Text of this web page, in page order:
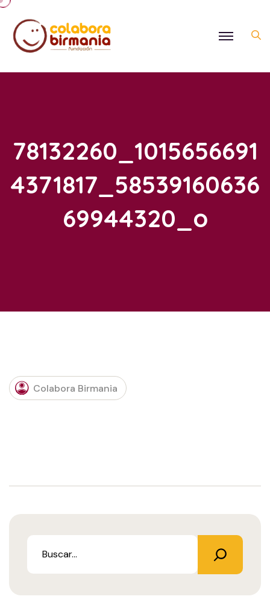
78132260_1015656691
4371817_58539160636
69944320_o
Colabora Birmania